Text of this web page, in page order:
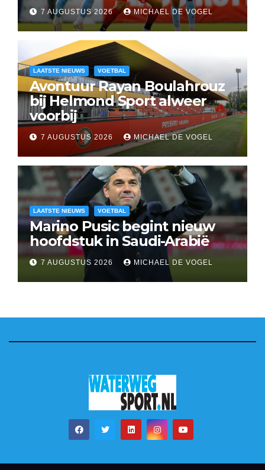
7 AUGUSTUS 2026 MICHAEL DE VOGEL
LAATSTE NIEUWS VOETBAL
Avontuur Rayan Boulahrouz
bij Helmond Sport alweer
voorbij
7 AUGUSTUS 2026 MICHAEL DE VOGEL
LAATSTE NIEUWS VOETBAL
Marino Pusic begint nieuw
hoofdstuk in Saudi-Arabië
7 AUGUSTUS 2026 MICHAEL DE VOGEL